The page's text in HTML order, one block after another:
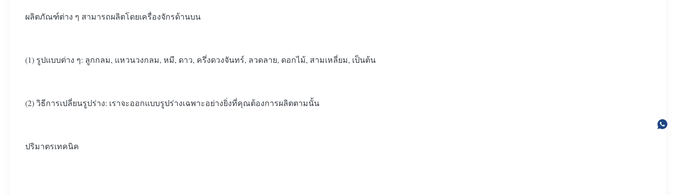
ผลิตภัณฑ์ต่าง ๆ สามารถผลิตโดยเครื่องจักรด้านบน
(1) รูปแบบต่าง ๆ: ลูกกลม, แหวนวงกลม, หมี, ดาว, ครึ่งดวงจันทร์, ลวดลาย, ดอกไม้, สามเหลี่ยม, เป็นต้น
(2) วิธีการเปลี่ยนรูปร่าง: เราจะออกแบบรูปร่างเฉพาะอย่างยิ่งที่คุณต้องการผลิตตามนั้น
ปริมาตรเทคนิค